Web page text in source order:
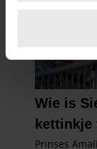
verwerkt en
intrekken in de
We gebruiken
en om ons
informatie over